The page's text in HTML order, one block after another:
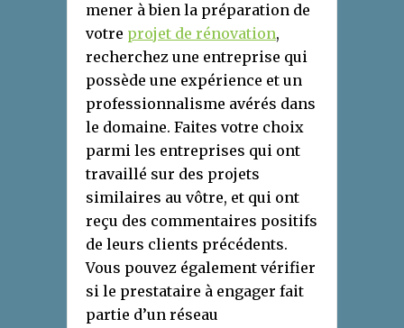
mener à bien la préparation de
votre projet de rénovation,
recherchez une entreprise qui
possède une expérience et un
professionnalisme avérés dans
le domaine. Faites votre choix
parmi les entreprises qui ont
travaillé sur des projets
similaires au vôtre, et qui ont
reçu des commentaires positifs
de leurs clients précédents.
Vous pouvez également vérifier
si le prestataire à engager fait
partie d’un réseau